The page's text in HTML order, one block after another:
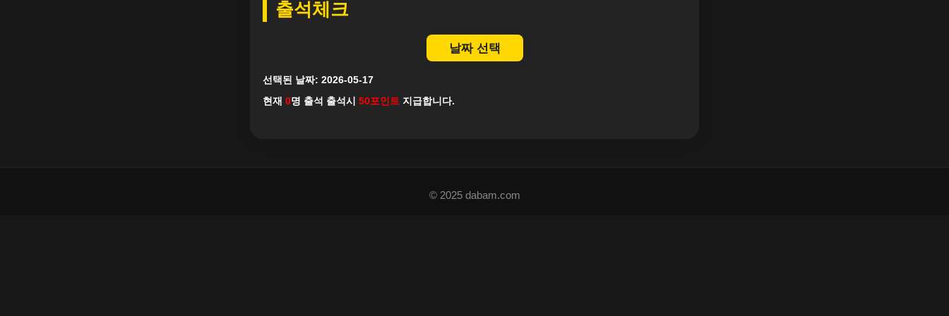
출석체크
날짜 선택
선택된 날짜: 2026-05-17
현재 0명 출석 출석시 50포인트 지급합니다.
© 2025 dabam.com